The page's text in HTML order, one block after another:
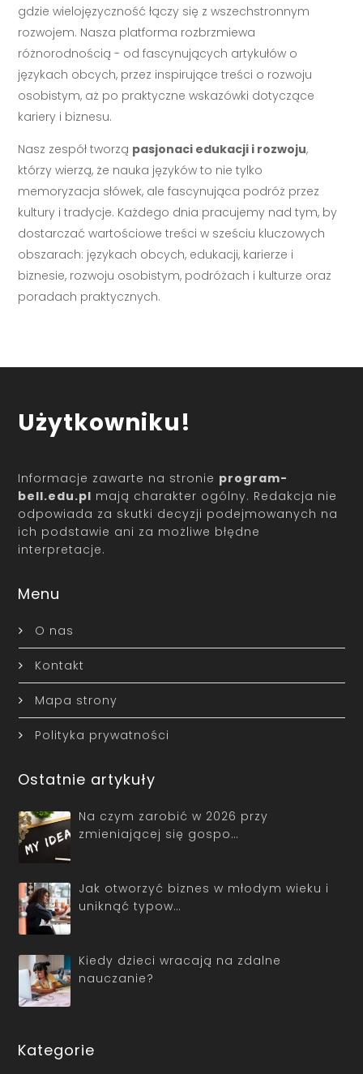
gdzie wielojęzyczność łączy się z wszechstronnym
rozwojem. Nasza platforma rozbrzmiewa
różnorodnością - od fascynujących artykułów o
językach obcych, przez inspirujące treści o rozwoju
osobistym, aż po praktyczne wskazówki dotyczące
kariery i biznesu.
Nasz zespół tworzą pasjonaci edukacji i rozwoju,
którzy wierzą, że nauka języków to nie tylko
memoryzacja słówek, ale fascynująca podróż przez
kultury i tradycje. Każdego dnia pracujemy nad tym, by
dostarczać wartościowe treści w sześciu kluczowych
obszarach: językach obcych, edukacji, karierze i
biznesie, rozwoju osobistym, podróżach i kulturze oraz
poradach praktycznych.
Użytkowniku!
Informacje zawarte na stronie program-
bell.edu.pl mają charakter ogólny. Redakcja nie
odpowiada za skutki decyzji podejmowanych na
ich podstawie ani za możliwe błędne
interpretacje.
Menu
O nas
Kontakt
Mapa strony
Polityka prywatności
Ostatnie artykuły
Na czym zarobić w 2026 przy
zmieniającej się gospo…
Jak otworzyć biznes w młodym wieku i
uniknąć typow…
Kiedy dzieci wracają na zdalne
nauczanie?
Kategorie